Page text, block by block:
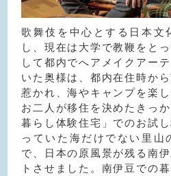
歌舞伎を中心とする日本文
し、現在は大学で教鞭をと
して都内でへアメイクアー
いた奥様は、都内在住時か
惹かれ、海やキャンプを楽
お二人が移住を決めたきっ
暮らし体験住宅」でのお試
っていた海だけでない里山
で、日本の原風景が残る南
トさせました。南伊豆での